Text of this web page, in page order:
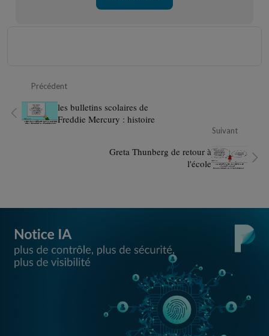
Précédent
les bulletins scolaires de
Freddie Mercury : histoire
Suivant
Greta Thunberg de retour à
l'école